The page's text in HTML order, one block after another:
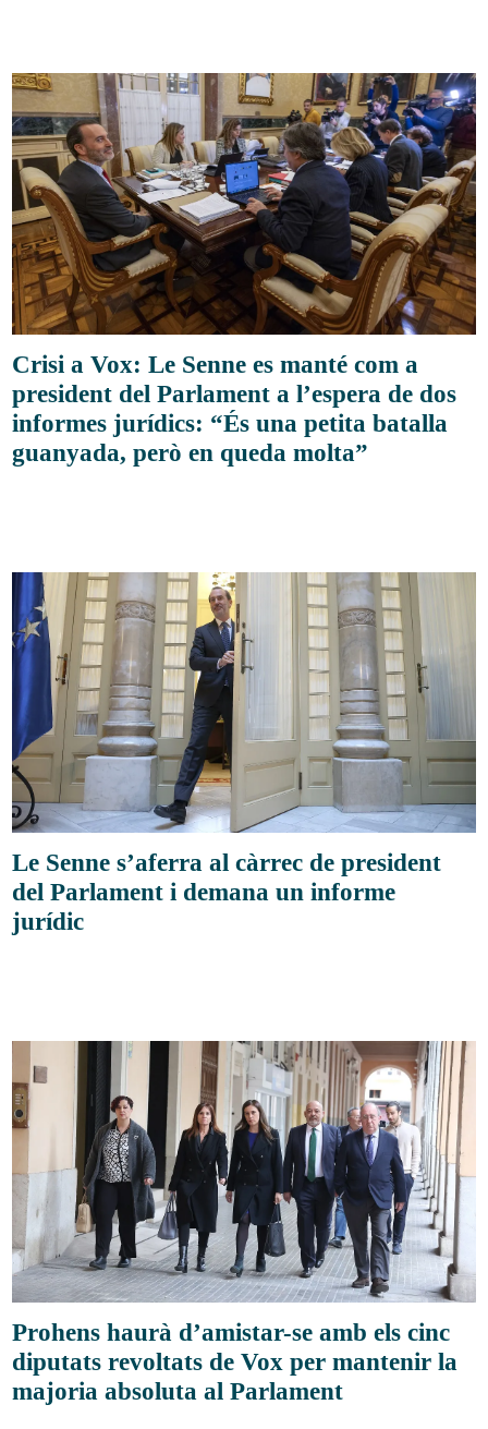
Crisi a Vox: Le Senne es manté com a
president del Parlament a l’espera de dos
informes jurídics: “És una petita batalla
guanyada, però en queda molta”
Le Senne s’aferra al càrrec de president
del Parlament i demana un informe
jurídic
Prohens haurà d’amistar-se amb els cinc
diputats revoltats de Vox per mantenir la
majoria absoluta al Parlament